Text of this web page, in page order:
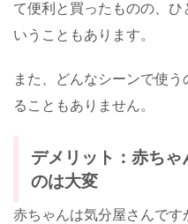
て便利と買ったものの、
いうこともあります。
また、どんなシーンで使
ることもありません。
デメリット：赤ちゃ
のは大変
赤ちゃんは気分屋さんです